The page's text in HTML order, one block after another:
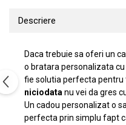
Descriere
Daca trebuie sa oferi un
o bratara personalizata
fie solutia perfecta pentru
niciodata nu vei da gres
Un cadou personalizat o
perfecta prin simplu fapt